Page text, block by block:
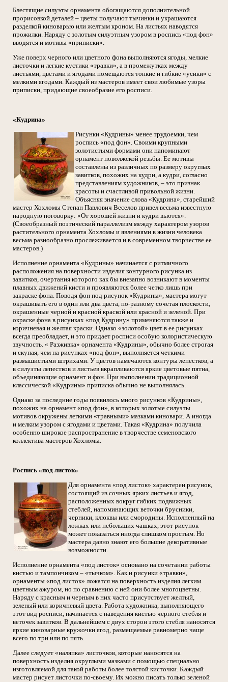
Блестящие силуэты орнамента обогащаются дополнительной
прорисовкой деталей – цветы получают тычинки и украшаются
разделкой киноварью или желтым кроном. На листьях наводятся
прожилки. Наряду с золотым силуэтным узором в роспись «под фон»
вводятся и мотивы «приписки».
Уже поверх черного или цветного фона выполняются ягоды, мелкие
листочки и легкие кустики «травки», а в промежутках между
листьями, цветами и ягодами помещаются тонкие и гибкие «усики» с
мелкими ягодами. Каждый из мастеров имеет свои любимые узоры
приписки, придающие своеобразие его росписи.
«Кудрина»
Рисунки «Кудрины» менее трудоемки, чем
роспись «под фон». Своими крупными
золотистыми формами они напоминают
орнамент поволжской резьбы. Ее мотивы
составлены из различных по размеру округлых
завитков, похожих на кудри, а кудри, согласно
представлениям художников, – это признак
красоты и счастливой привольной жизни.
Объясняя значение слова «Кудрина», старейший
мастер Хохломы Степан Павлович Веселов привел весьма известную
народную поговорку: «От хорошей жизни и кудри вьются».
(Своеобразный поэтический параллелизм между характером узоров
растительного орнамента Хохломы и явлениями в жизни человека
весьма разнообразно прослеживается и в современном творчестве ее
мастеров.)
Исполнение орнамента «Кудрины» начинается с ритмичного
расположения на поверхности изделия контурного рисунка из
завитков, очертания которого как бы внезапно возникают в моменты
плавных движений кисти и проявляются более четко лишь при
закраске фона. Поводя фон под рисунок «Кудрины», мастера могут
окрашивать его в один или два цвета, по-разному сочетая плоскости,
окрашенные черной и красной краской или красной и зеленой. При
окраске фона в рисунках «под Кудрину» применяются также и
коричневая и желтая краски. Однако «золотой» цвет в ее рисунках
всегда преобладает, и это придает росписи особую колористическую
звучность. « Разживка» орнамента «Кудрины», обычно более строгая
и скупая, чем на рисунках «под фон», выполняется четкими
размашистыми штрихами. У цветов намечаются контуры лепестков, а
в силуэты лепестков и листьев вкрапливаются яркие цветовые пятна,
объединяющие орнамент и фон. При выполнении традиционной
классической «Кудрины» приписка обычно не выполнялась.
Однако за последние годы появилось много рисунков «Кудрины»,
похожих на орнамент «под фон», в которых золотые силуэты
мотивов окружены легкими «травными» мазками киновари. А иногда
и мелким узором с ягодами и цветами. Такая «Кудрина» получила
особенно широкое распространение в творчестве семеновского
коллектива мастеров Хохломы.
Роспись «под листок»
Для орнамента «под листок» характерен рисунок,
состоящий из сочных ярких листьев и ягод,
расположенных вокруг гибких подвижных
стеблей, напоминающих веточки брусники,
черники, клюквы или смородины. Исполненный на
ложках или небольших чашках, этот рисунок
может показаться иногда слишком простым. Но
мастера давно знают его большие декоративные
возможности.
Исполнение орнамента «под листок» основано на сочетании работы
кистью и тампончиком – «тычком». Как и рисунки «травки»,
орнаменты «под листок» ложатся на поверхность изделия легким
цветным ажуром, но по сравнению с ней они более многоцветны.
Наряду с красным и черным в них часто присутствует желтый,
зеленый или коричневый цвета. Работа художника, выполняющего
этот вид росписи, начинается с наведения кистью черного стебля и
веточек завитков. В дальнейшем с двух сторон этого стебля наносятся
яркие киноварные кружочки ягод, размещаемые равномерно чаще
всего по три или по пять.
Далее следует «наляпка» листочков, которые наносятся на
поверхность изделия округлыми мазками с помощью специально
изготовляемой для такой работы более толстой кисточки. Каждый
мастер рисует листочки по-своему. Их можно писать только зеленой